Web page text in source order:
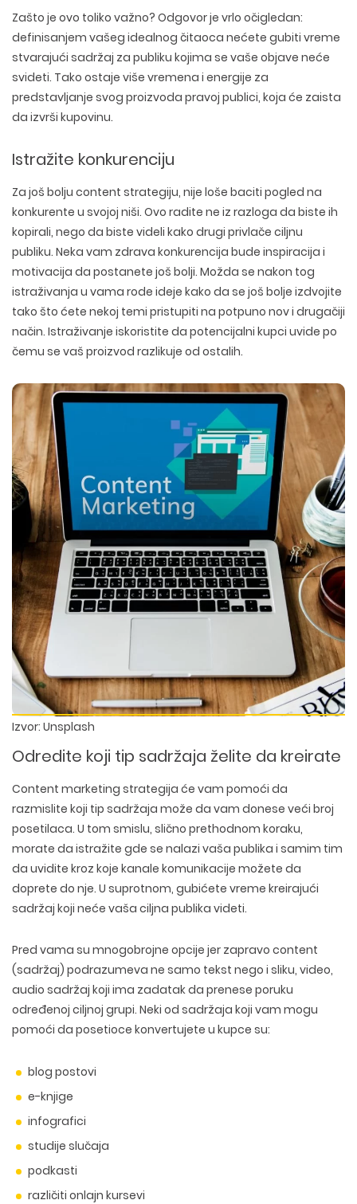
Zašto je ovo toliko važno? Odgovor je vrlo očigledan:
definisanjem vašeg idealnog čitaoca nećete gubiti vreme
stvarajući sadržaj za publiku kojima se vaše objave neće
svideti. Tako ostaje više vremena i energije za
predstavljanje svog proizvoda pravoj publici, koja će zaista
da izvrši kupovinu.
Istražite konkurenciju
Za još bolju content strategiju, nije loše baciti pogled na
konkurente u svojoj niši. Ovo radite ne iz razloga da biste ih
kopirali, nego da biste videli kako drugi privlače ciljnu
publiku. Neka vam zdrava konkurencija bude inspiracija i
motivacija da postanete još bolji. Možda se nakon tog
istraživanja u vama rode ideje kako da se još bolje izdvojite
tako što ćete nekoj temi pristupiti na potpuno nov i drugačiji
način. Istraživanje iskoristite da potencijalni kupci uvide po
čemu se vaš proizvod razlikuje od ostalih.
Izvor: Unsplash
Odredite koji tip sadržaja želite da kreirate
Content marketing strategija će vam pomoći da
razmislite koji tip sadržaja može da vam donese veći broj
posetilaca. U tom smislu, slično prethodnom koraku,
morate da istražite gde se nalazi vaša publika i samim tim
da uvidite kroz koje kanale komunikacije možete da
doprete do nje. U suprotnom, gubićete vreme kreirajući
sadržaj koji neće vaša ciljna publika videti.
Pred vama su mnogobrojne opcije jer zapravo content
(sadržaj) podrazumeva ne samo tekst nego i sliku, video,
audio sadržaj koji ima zadatak da prenese poruku
određenoj ciljnoj grupi. Neki od sadržaja koji vam mogu
pomoći da posetioce konvertujete u kupce su:
blog postovi
e-knjige
infografici
studije slučaja
podkasti
različiti onlajn kursevi